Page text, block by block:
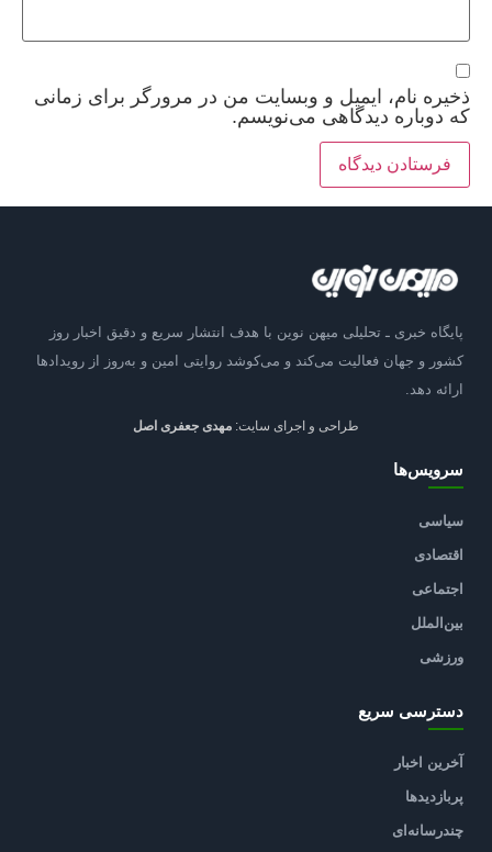
ذخیره نام، ایمیل و وبسایت من در مرورگر برای زمانی
که دوباره دیدگاهی می‌نویسم.
پایگاه خبری ـ تحلیلی میهن نوین با هدف انتشار سریع و دقیق اخبار روز
کشور و جهان فعالیت می‌کند و می‌کوشد روایتی امین و به‌روز از رویدادها
ارائه دهد.
طراحی و اجرای سایت: مهدی جعفری اصل
سرویس‌ها
سیاسی
اقتصادی
اجتماعی
بین‌الملل
ورزشی
دسترسی سریع
آخرین اخبار
پربازدیدها
چندرسانه‌ای